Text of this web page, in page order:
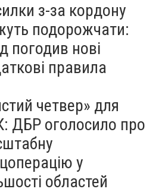
з-за кордону
подорожчати:
погодив нові
правила
четвер» для
ДБР оголосило про
у
областей